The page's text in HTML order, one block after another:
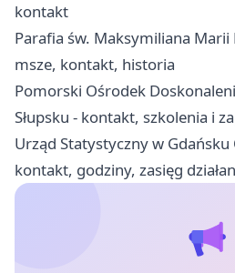
kontakt
Parafia św. Maksymiliana Marii
msze, kontakt, historia
Pomorski Ośrodek
Słupsku - kontakt, szkolenia i
Urząd Statystyczny w Gdańsku
kontakt, godziny, zasięg